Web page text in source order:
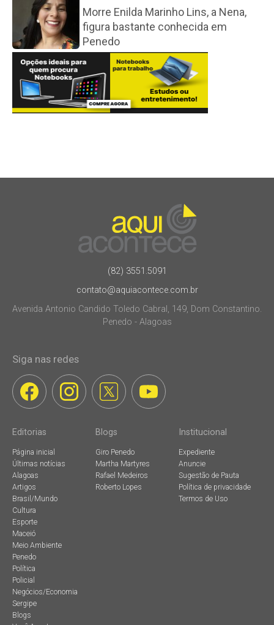
Morre Enilda Marinho Lins, a Nena,
figura bastante conhecida em
Penedo
(82) 3551.5091
contato@aquiacontece.com.br
Avenida Antonio Candido Toledo Cabral, 149, Dom Constantino.
Penedo - Alagoas
Siga nas redes
Editorias
Página inicial
Últimas notícias
Alagoas
Artigos
Brasil/Mundo
Cultura
Esporte
Maceió
Meio Ambiente
Penedo
Política
Policial
Negócios/Economia
Sergipe
Blogs
Blogs
Giro Penedo
Martha Martyres
Rafael Medeiros
Roberto Lopes
Institucional
Expediente
Anuncie
Sugestão de Pauta
Política de privacidade
Termos de Uso